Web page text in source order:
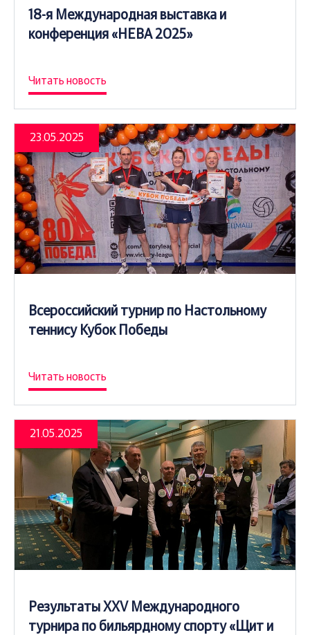
18-я Международная выставка и
конференция «НЕВА 2025»
Читать новость
23.05.2025
Всероссийский турнир по Настольному
теннису Кубок Победы
Читать новость
21.05.2025
Результаты XXV Международного
турнира по бильярдному спорту «Щит и